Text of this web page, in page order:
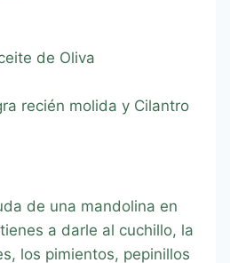
de Oliva
recién molida y Cilantro
de una mandolina en
a darle al cuchillo, la
los pimientos, pepinillos